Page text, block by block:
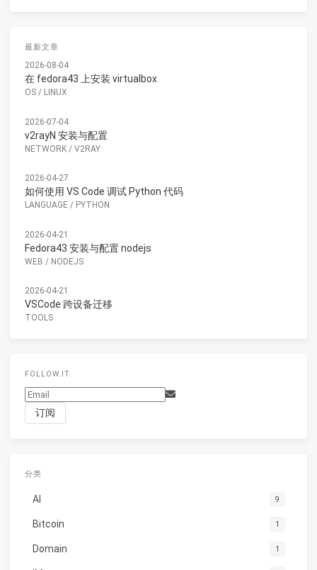
最新文章
2026-08-04
在 fedora43 上安装 virtualbox
OS / LINUX
2026-07-04
v2rayN 安装与配置
NETWORK / V2RAY
2026-04-27
如何使用 VS Code 调试 Python 代码
LANGUAGE / PYTHON
2026-04-21
Fedora43 安装与配置 nodejs
WEB / NODEJS
2026-04-21
VSCode 跨设备迁移
TOOLS
FOLLOW.IT
分类
AI 9
Bitcoin 1
Domain 1